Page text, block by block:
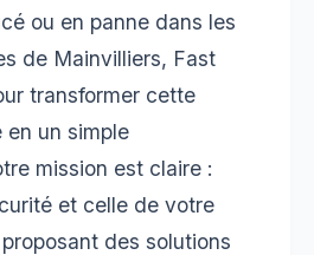
ou en panne dans les
de Mainvilliers, Fast
transformer cette
un simple
mission est claire :
et celle de votre
des solutions